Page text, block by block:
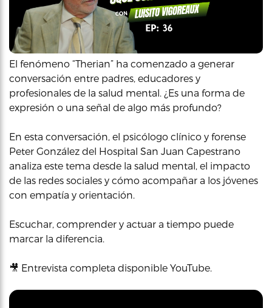
El fenómeno “Therian” ha comenzado a generar
conversación entre padres, educadores y
profesionales de la salud mental. ¿Es una forma de
expresión o una señal de algo más profundo?
En esta conversación, el psicólogo clínico y forense
Peter González del Hospital San Juan Capestrano
analiza este tema desde la salud mental, el impacto
de las redes sociales y cómo acompañar a los jóvenes
con empatía y orientación.
Escuchar, comprender y actuar a tiempo puede
marcar la diferencia.
🎥 Entrevista completa disponible YouTube.